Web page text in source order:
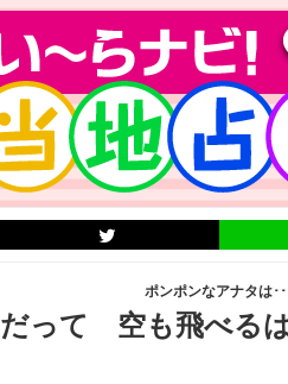
ポンポンなアナタは･
だって 空も飛べる